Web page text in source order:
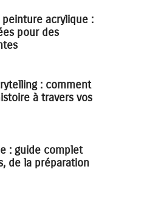
acrylique :
pour des
: comment
à travers vos
: guide complet
de la préparation